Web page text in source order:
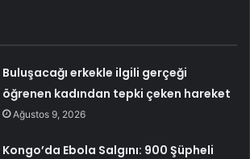
Buluşacağı erkekle ilgili gerçeği
öğrenen kadından tepki çeken hareket
Ağustos 9, 2026
Kongo’da Ebola Salgını: 900 Şüpheli